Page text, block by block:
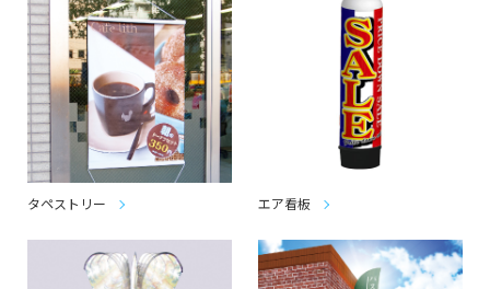
タペストリー エア看板